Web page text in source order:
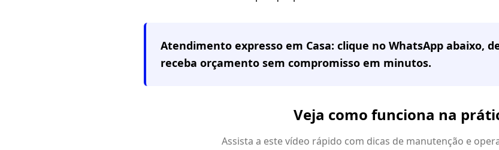
Atendimento expresso em Casa: clique no WhatsApp abaixo,
receba orçamento sem compromisso em minutos.
Veja como funciona na
Assista a este vídeo rápido com dicas de manutenção e